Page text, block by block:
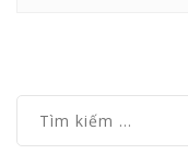
kiếm